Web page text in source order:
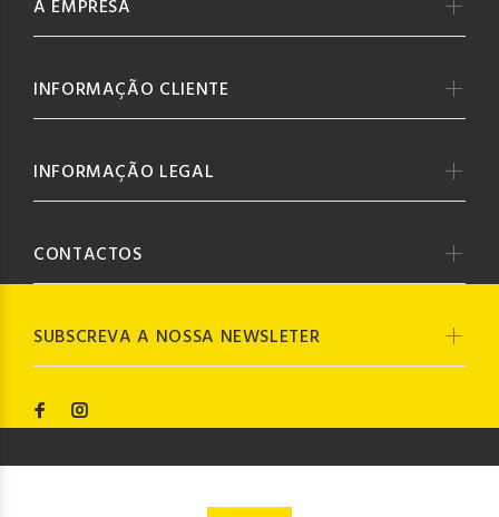
SUBSCREVA A NOSSA NEWSLETER
A EMPRESA
INFORMAÇÃO CLIENTE
INFORMAÇÃO LEGAL
CONTACTOS